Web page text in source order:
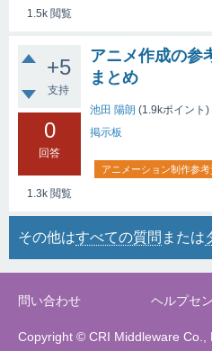
1.5k 閲覧
+5
支持
0
回答
1.3k 閲覧
アニメ作成の参
まとめ
池田 陽朗 (1.9kポイント)
掲示板
アニメーション制作参
その他はすべての質問 または
問い合わせ ヘルプセ
Copyright © CRI Middleware Co.,